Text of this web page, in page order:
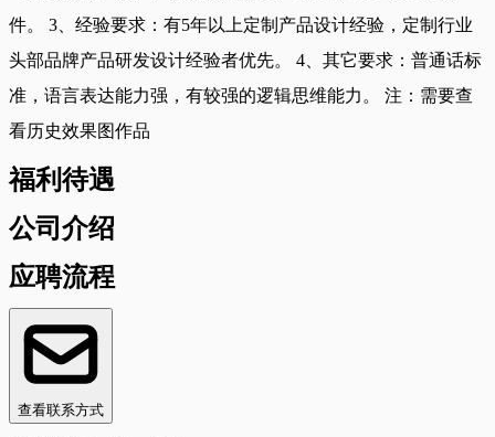
件。 3、经验要求：有5年以上定制产品设计经验，定制行业
头部品牌产品研发设计经验者优先。 4、其它要求：普通话标
准，语言表达能力强，有较强的逻辑思维能力。 注：需要查
看历史效果图作品
福利待遇
公司介绍
应聘流程
查看联系方式